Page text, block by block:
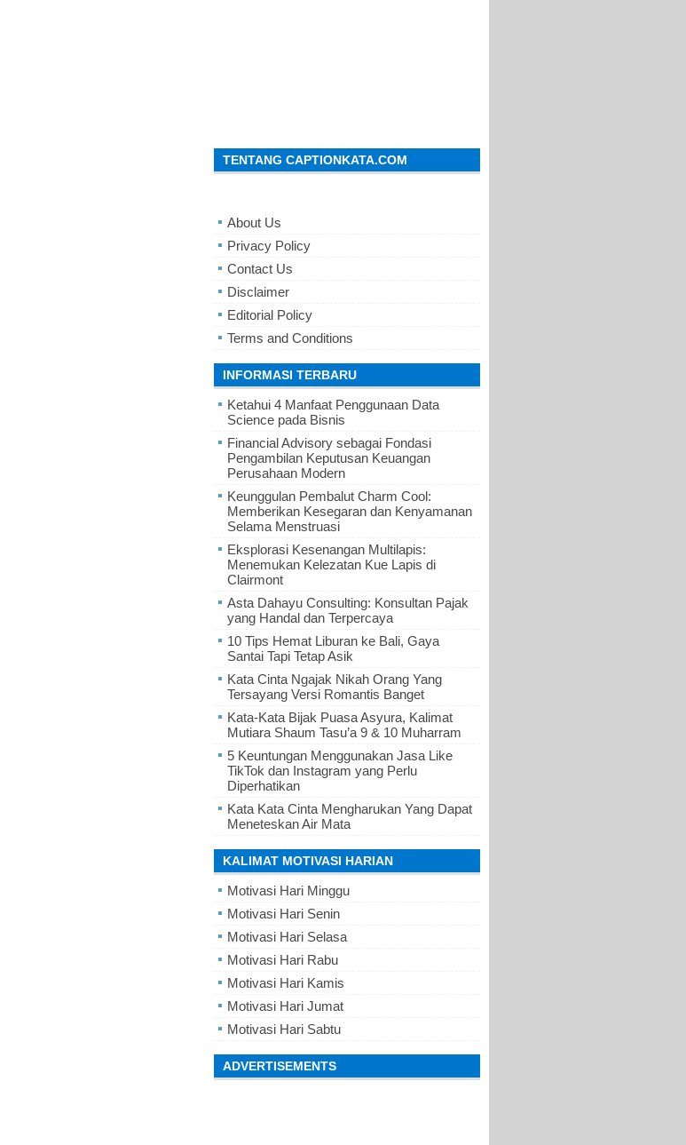
TENTANG CAPTIONKATA.COM
About Us
Privacy Policy
Contact Us
Disclaimer
Editorial Policy
Terms and Conditions
INFORMASI TERBARU
Ketahui 4 Manfaat Penggunaan Data
Science pada Bisnis
Financial Advisory sebagai Fondasi
Pengambilan Keputusan Keuangan
Perusahaan Modern
Keunggulan Pembalut Charm Cool:
Memberikan Kesegaran dan Kenyamanan
Selama Menstruasi
Eksplorasi Kesenangan Multilapis:
Menemukan Kelezatan Kue Lapis di
Clairmont
Asta Dahayu Consulting: Konsultan Pajak
yang Handal dan Terpercaya
10 Tips Hemat Liburan ke Bali, Gaya
Santai Tapi Tetap Asik
Kata Cinta Ngajak Nikah Orang Yang
Tersayang Versi Romantis Banget
Kata-Kata Bijak Puasa Asyura, Kalimat
Mutiara Shaum Tasu’a 9 & 10 Muharram
5 Keuntungan Menggunakan Jasa Like
TikTok dan Instagram yang Perlu
Diperhatikan
Kata Kata Cinta Mengharukan Yang Dapat
Meneteskan Air Mata
KALIMAT MOTIVASI HARIAN
Motivasi Hari Minggu
Motivasi Hari Senin
Motivasi Hari Selasa
Motivasi Hari Rabu
Motivasi Hari Kamis
Motivasi Hari Jumat
Motivasi Hari Sabtu
ADVERTISEMENTS